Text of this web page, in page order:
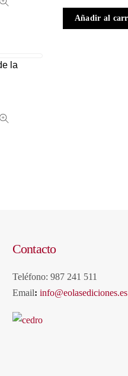
Añadir al
la
Contacto
Teléfono: 987 241 511
Email: info@eolasediciones.es